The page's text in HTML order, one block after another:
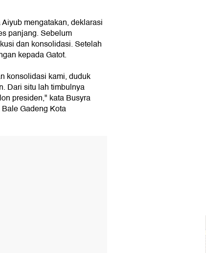
mengatakan, deklarasi
panjang. Sebelum
dan konsolidasi. Setelah
kepada Gatot.
konsolidasi kami, duduk
Dari situ lah timbulnya
presiden," kata Busyra
Gadeng Kota